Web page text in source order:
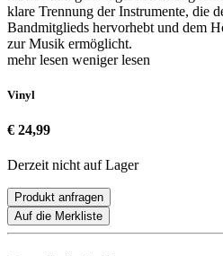
klare Trennung der Instrumente, die
Bandmitglieds hervorhebt und dem
zur Musik ermöglicht.
mehr lesen weniger lesen
Vinyl
€ 24,99
Derzeit nicht auf Lager
Produkt anfragen
Auf die Merkliste